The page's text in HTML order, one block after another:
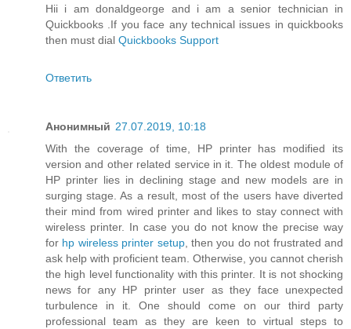
Hii i am donaldgeorge and i am a senior technician in
Quickbooks .If you face any technical issues in quickbooks
then must dial Quickbooks Support
Ответить
Анонимный 27.07.2019, 10:18
With the coverage of time, HP printer has modified its
version and other related service in it. The oldest module of
HP printer lies in declining stage and new models are in
surging stage. As a result, most of the users have diverted
their mind from wired printer and likes to stay connect with
wireless printer. In case you do not know the precise way
for hp wireless printer setup, then you do not frustrated and
ask help with proficient team. Otherwise, you cannot cherish
the high level functionality with this printer. It is not shocking
news for any HP printer user as they face unexpected
turbulence in it. One should come on our third party
professional team as they are keen to virtual steps to